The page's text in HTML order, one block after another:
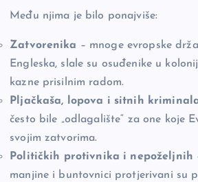
Među njima je bilo ponajviše:
Zatvorenika – mnoge evropske
Engleska, slale su osuđenike u
kazne prisilnim radom.
Pljačkaša, lopova i sitnih
često bile „odlagalište“ za one koje
svojim zatvorima.
Političkih protivnika i nepoželjnih
manjine i buntovnici protjerivani su